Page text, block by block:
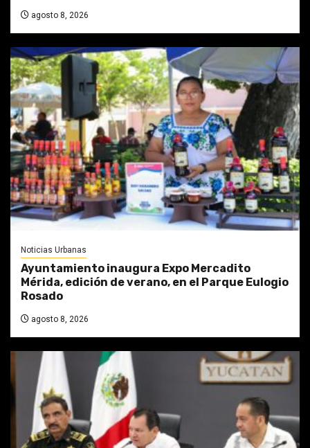
agosto 8, 2026
Noticias Urbanas
Ayuntamiento inaugura Expo Mercadito
Mérida, edición de verano, en el Parque Eulogio
Rosado
agosto 8, 2026